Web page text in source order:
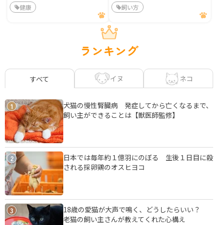
健康 飼い方
ランキング
すべて イヌ ネコ
1
犬猫の慢性腎臓病 発症してから亡くなるまで、
飼い主ができることは【獣医師監修】
2
日本では毎年約１億羽にのぼる 生後１日目に殺
される採卵鶏のオスヒヨコ
3
18歳の愛猫が大声で鳴く、どうしたらいい？
老猫の飼い主さんが教えてくれた心構え